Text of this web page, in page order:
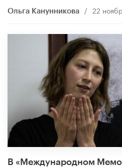
Ольга Канунникова / 22
В «Международном